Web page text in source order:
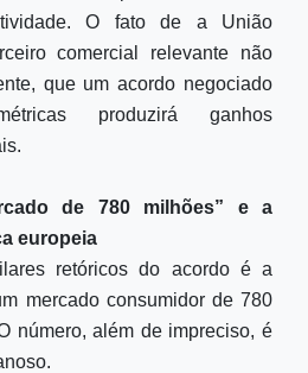
O fato de a União
comercial relevante não
que um acordo negociado
produzirá ganhos
de 780 milhões” e a
europeia
retóricos do acordo é a
mercado consumidor de 780
número, além de impreciso, é